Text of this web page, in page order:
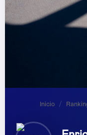
Inicio /